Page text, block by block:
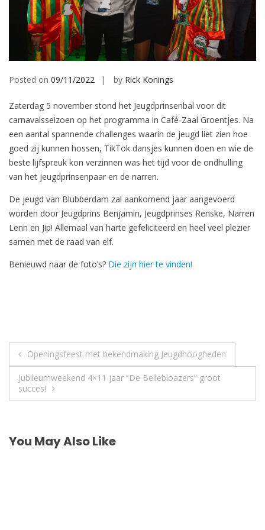
Posted on 09/11/2022 by Rick Konings
Zaterdag 5 november stond het Jeugdprinsenbal voor dit
carnavalsseizoen op het programma in Café-Zaal Groentjes. Na
een aantal spannende challenges waarin de jeugd liet zien hoe
goed zij kunnen hossen, TikTok dansjes kunnen doen en wie de
beste lijfspreuk kon verzinnen was het tijd voor de ondhulling
van het jeugdprinsenpaar en de narren.
De jeugd van Blubberdam zal aankomend jaar aangevoerd
worden door Jeugdprins Benjamin, Jeugdprinses Renske, Narren
Lenn en Jip! Allemaal van harte gefeliciteerd en heel veel plezier
samen met de raad van elf.
Benieuwd naar de foto’s? Die zijn hier te vinden!
Post
navigation
Openingsfeest met bekendmaking Jeugdhoogheden
Jubileumweekend 4×11 jaar “De Bellebloazers” groot
succes!
You May Also Like